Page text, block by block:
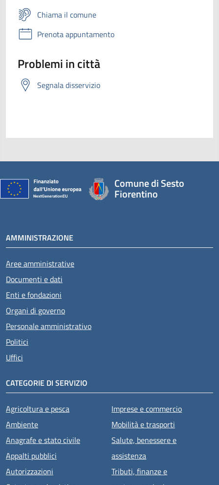
Chiama il comune
Prenota appuntamento
Problemi in città
Segnala disservizio
Comune di Sesto
Fiorentino
AMMINISTRAZIONE
Aree amministrative
Documenti e dati
Enti e fondazioni
Organi di governo
Personale amministrativo
Politici
Uffici
CATEGORIE DI SERVIZIO
Agricoltura e pesca
Ambiente
Anagrafe e stato civile
Appalti pubblici
Autorizzazioni
Imprese e commercio
Mobilità e trasporti
Salute, benessere e
assistenza
Tributi, finanze e